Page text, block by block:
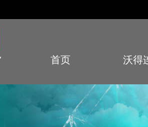
首页 沃得